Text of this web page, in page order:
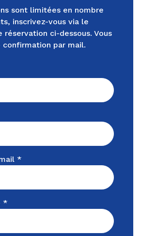
sont limitées en nombre
inscrivez-vous via le
réservation ci-dessous. Vous
confirmation par mail.
*
*